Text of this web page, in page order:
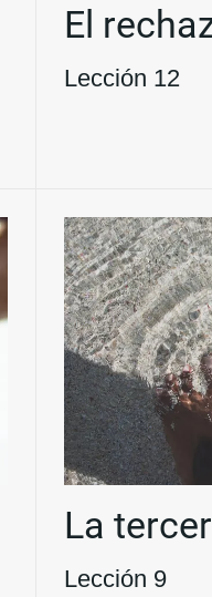
El
Lección 12
La
Lección 9